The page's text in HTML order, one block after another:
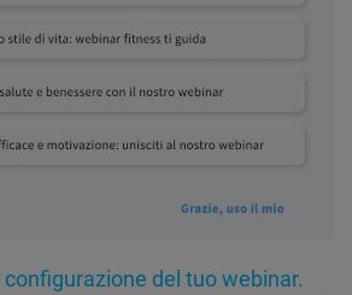
configurazione del tuo webinar.